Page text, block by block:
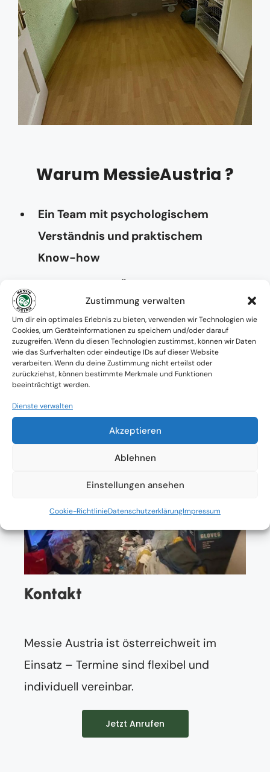
Zustimmung verwalten
Um dir ein optimales Erlebnis zu bieten, verwenden wir Technologien wie
Cookies, um Geräteinformationen zu speichern und/oder darauf
zuzugreifen. Wenn du diesen Technologien zustimmst, können wir Daten
wie das Surfverhalten oder eindeutige IDs auf dieser Website
verarbeiten. Wenn du deine Zustimmung nicht erteilst oder
zurückziehst, können bestimmte Merkmale und Funktionen
beeinträchtigt werden.
Dienste verwalten
Akzeptieren
Ablehnen
Einstellungen ansehen
Cookie-RichtlinieDatenschutzerklärungImpressum
Warum MessieAustria ?
Ein Team mit psychologischem
Verständnis und praktischem
Know-how
Absolute Diskretion & keine
Zusammenarbeit mit Ämtern ohne
Einverständnis
Kontakt
Messie Austria ist österreichweit im
Einsatz – Termine sind flexibel und
individuell vereinbar.
Jetzt Anrufen